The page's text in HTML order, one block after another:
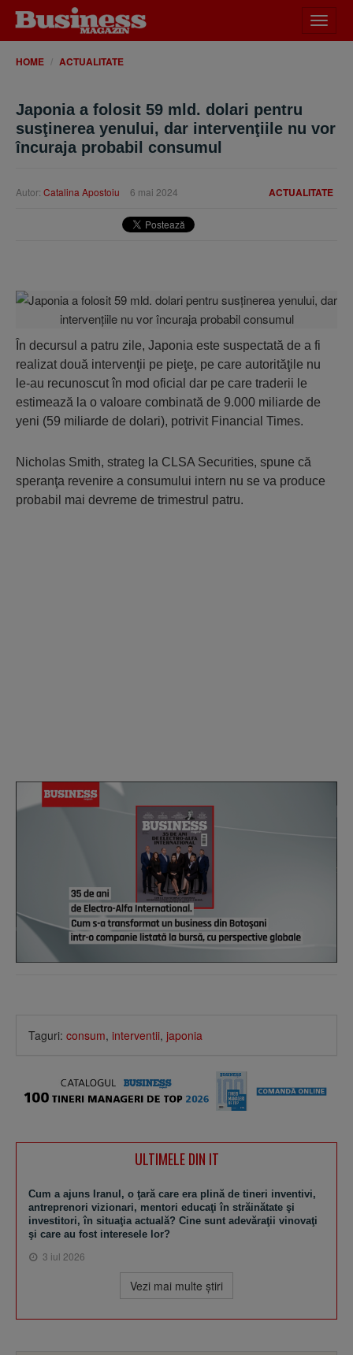
meniu
HOME ACTUALITATE
Japonia a folosit 59 mld. dolari pentru
susţinerea yenului, dar intervenţiile nu vor
încuraja probabil consumul
ACTUALITATE
Autor: Catalina Apostoiu 6 mai 2024
În decursul a patru zile, Japonia este suspectată de a fi
realizat două intervenţii pe pieţe, pe care autorităţile nu
le-au recunoscut în mod oficial dar pe care traderii le
estimează la o valoare combinată de 9.000 miliarde de
yeni (59 miliarde de dolari), potrivit Financial Times.
Nicholas Smith, strateg la CLSA Securities, spune că
speranţa revenire a consumului intern nu se va produce
probabil mai devreme de trimestrul patru.
Taguri: consum, interventii, japonia
ULTIMELE DIN IT
Cum a ajuns Iranul, o ţară care era plină de tineri inventivi,
antreprenori vizionari, mentori educaţi în străinătate şi
investitori, în situaţia actuală? Cine sunt adevăraţii vinovaţi
şi care au fost interesele lor?
3 iul 2026
Vezi mai multe ştiri